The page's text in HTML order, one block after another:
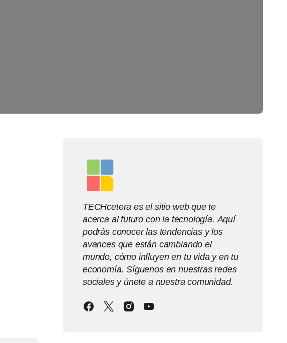
TECHcetera es el sitio web que te
acerca al futuro con la tecnología. Aquí
podrás conocer las tendencias y los
avances que están cambiando el
mundo, cómo influyen en tu vida y en tu
economía. Síguenos en nuestras redes
sociales y únete a nuestra comunidad.